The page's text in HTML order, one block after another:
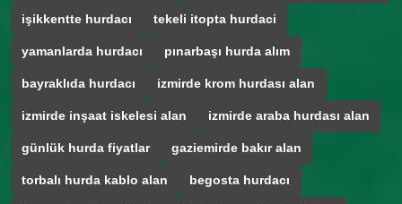
işikkentte hurdacı tekeli itopta hurdaci
yamanlarda hurdacı pınarbaşı hurda alım
bayraklıda hurdacı izmirde krom hurdası alan
izmirde inşaat iskelesi alan izmirde araba hurdası alan
günlük hurda fiyatlar gaziemirde bakır alan
torbalı hurda kablo alan begosta hurdacı